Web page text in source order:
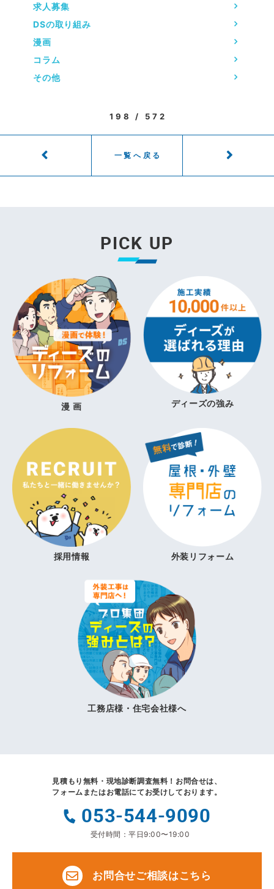
求人募集
DSの取り組み
漫画
コラム
その他
198 / 572
一覧へ戻る
PICK UP
漫 画 ディーズの強み
採用情報 外装リフォーム
工務店様・住宅会社様へ
見積もり無料・現地診断調査無料！ お問合せは、
フォームまたはお電話にてお受けしております。
053-544-9090
受付時間：平日9:00〜19:00
お問合せご相談はこちら